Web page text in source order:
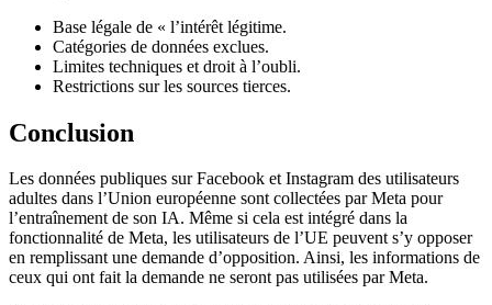
Base légale de « l’intérêt légitime.
Catégories de données exclues.
Limites techniques et droit à l’oubli.
Restrictions sur les sources tierces.
Conclusion
Les données publiques sur Facebook et Instagram des utilisateurs
adultes dans l’Union européenne sont collectées par Meta pour
l’entraînement de son IA. Même si cela est intégré dans la
fonctionnalité de Meta, les utilisateurs de l’UE peuvent s’y opposer
en remplissant une demande d’opposition. Ainsi, les informations de
ceux qui ont fait la demande ne seront pas utilisées par Meta.